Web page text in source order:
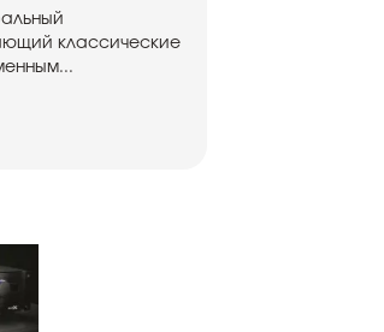
классические